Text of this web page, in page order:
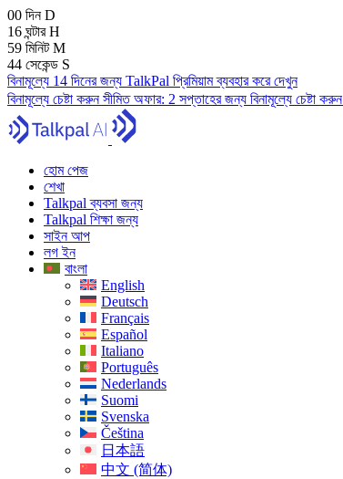
00 দিনD
16 ঘন্টারH
59 মিনিটM
43 সেকেন্ড S
বিনামূল্যে 14 দিনের জন্য TalkPal প্রিমিয়াম ব্যবহার করে দেখুন
বিনামূল্যে চেষ্টা করুনসীমিত অফার: 2 সপ্তাহের জন্য বিনামূল্যে চেষ্টা করুন
হোম পেজ
শেখা
Talkpal ব্যবসা জন্য
Talkpal শিক্ষা জন্য
সাইন আপ
লগ ইন
বাংলা
English
Deutsch
Français
Español
Italiano
Português
Nederlands
Suomi
Svenska
Čeština
日本語
中文 (简体)